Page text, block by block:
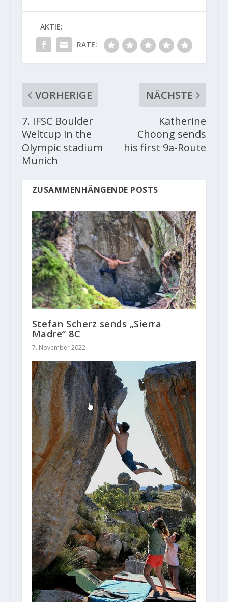
AKTIE:
RATE:
VORHERIGE
7. IFSC Boulder
Weltcup in the
Olympic stadium
Munich
NÄCHSTE
Katherine
Choong sends
his first 9a-Route
ZUSAMMENHÄNGENDE POSTS
Stefan Scherz sends „Sierra
Madre“ 8C
7. November 2022